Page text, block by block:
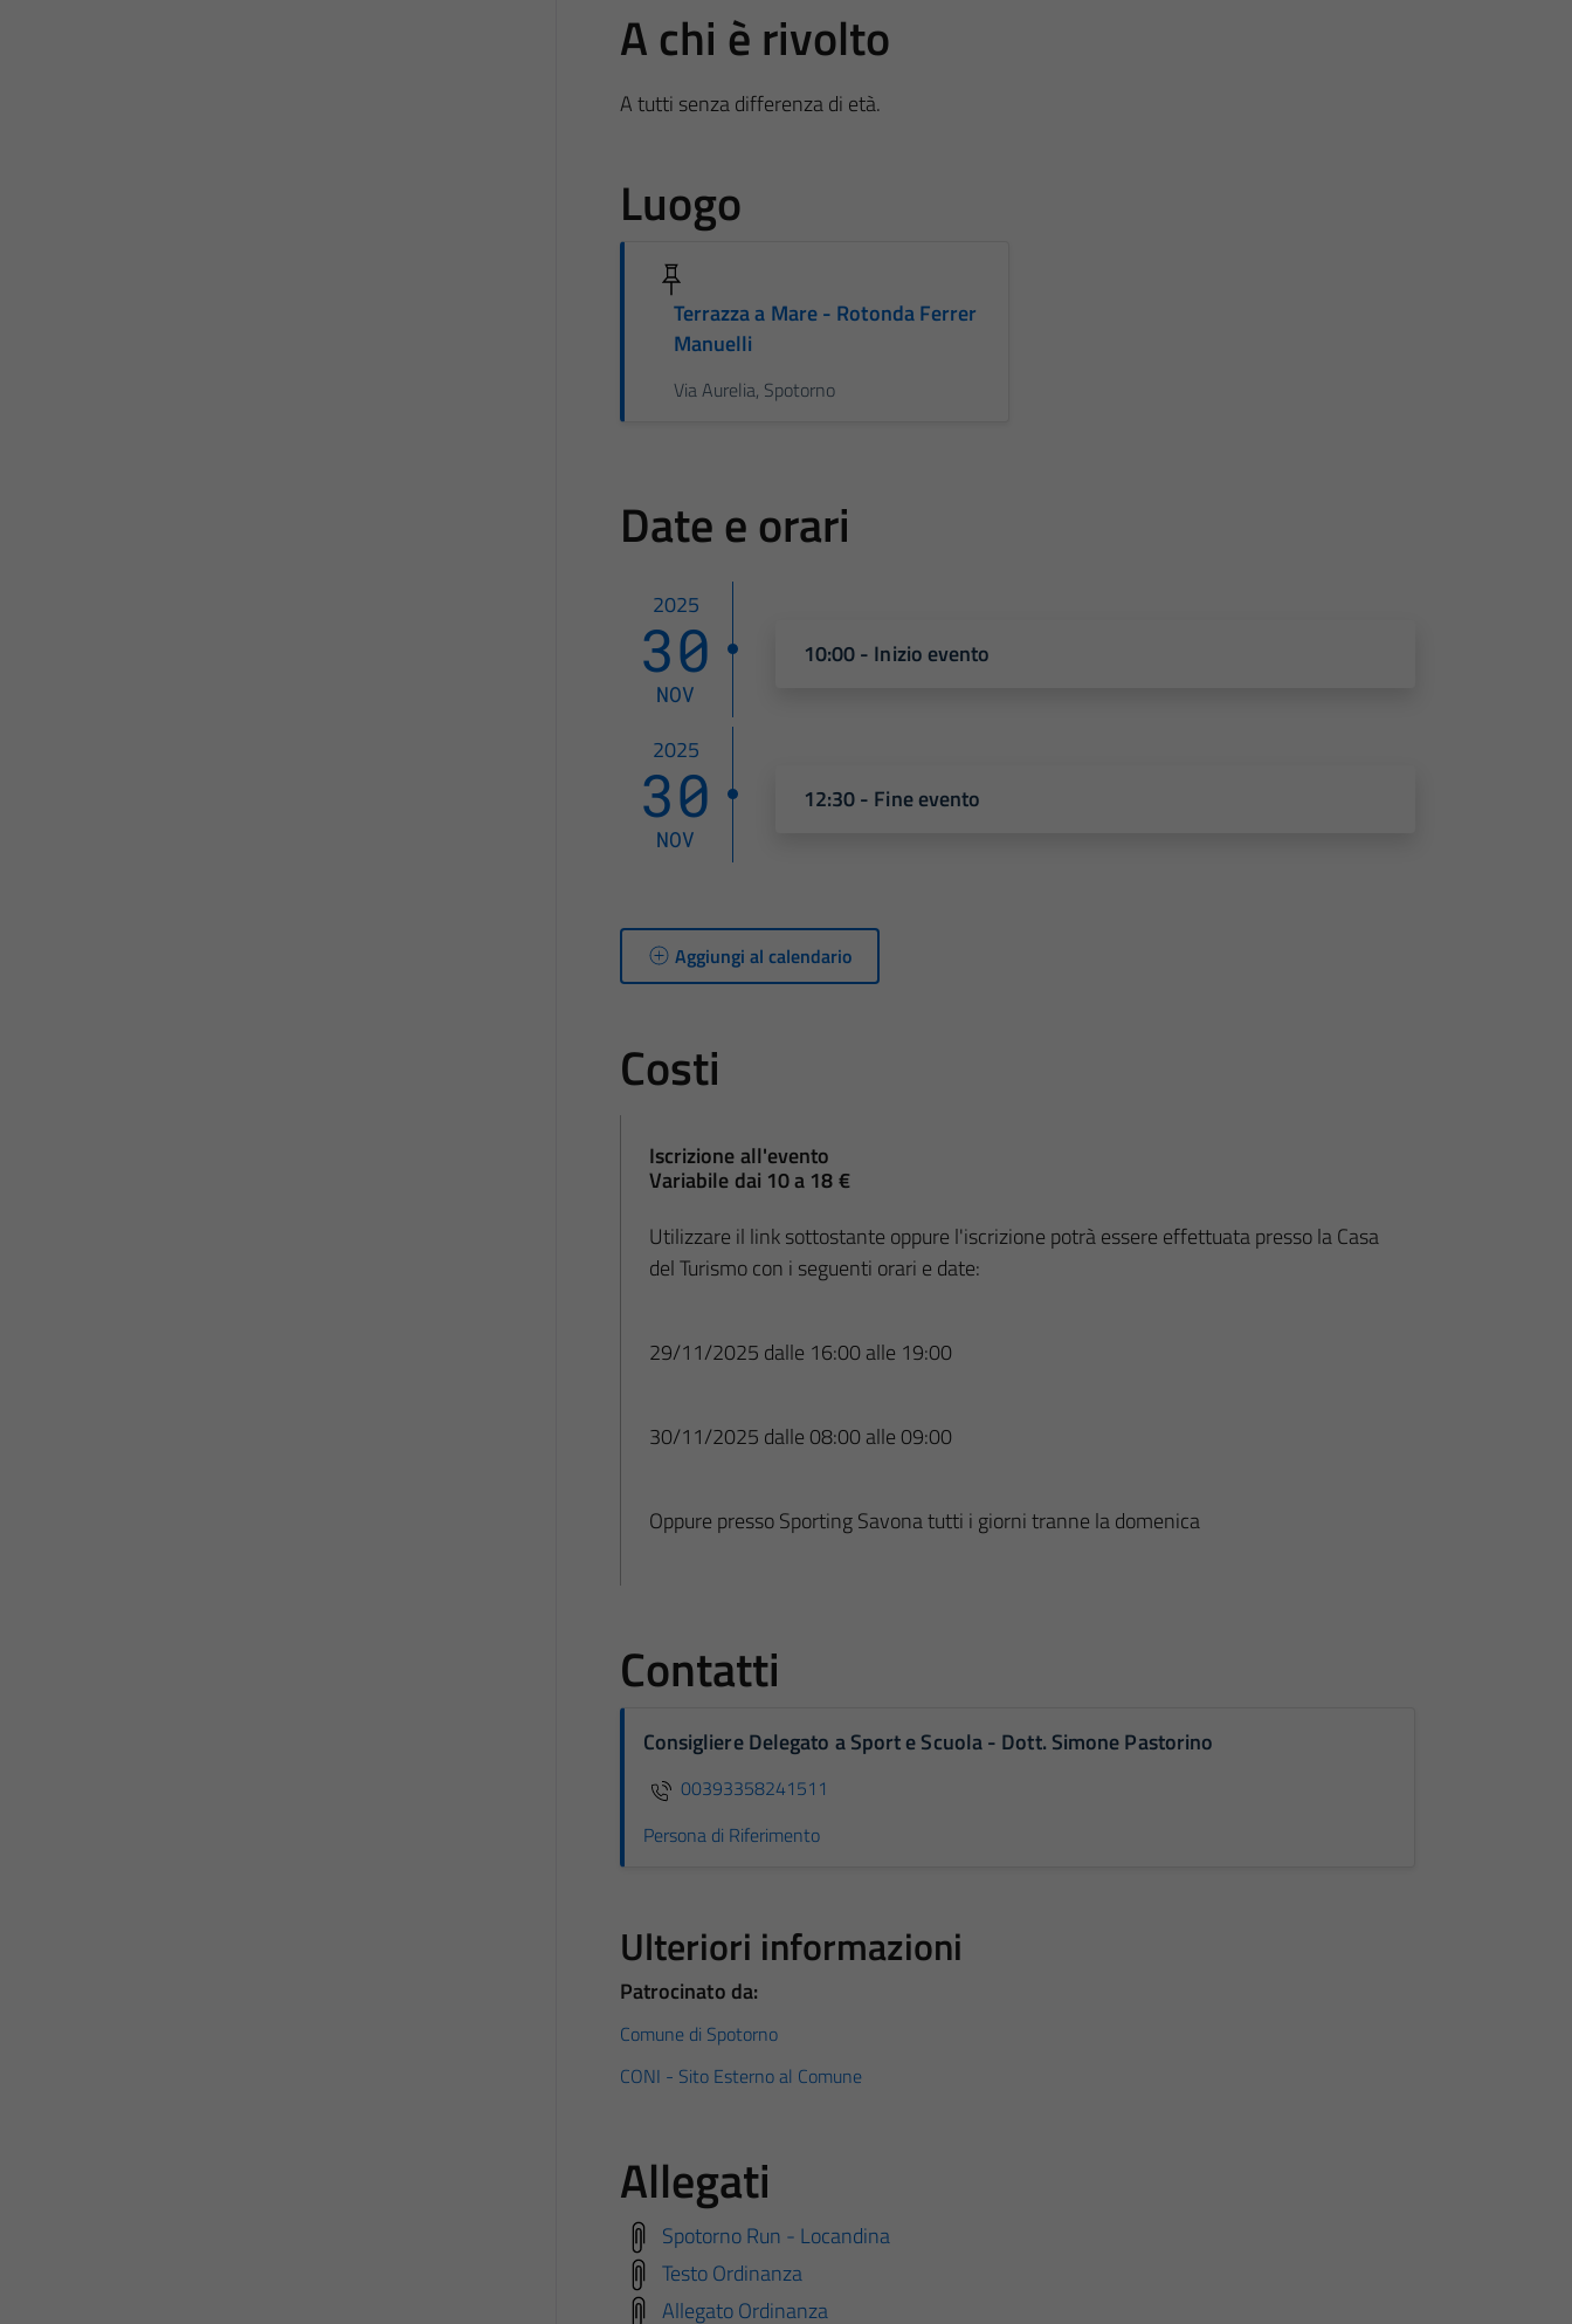
A chi è rivolto
A tutti senza differenza di età.
Luogo
Terrazza a Mare - Rotonda Ferrer
Manuelli
Via Aurelia, Spotorno
Date e orari
2025
30
NOV
10:00 - Inizio evento
2025
30
NOV
12:30 - Fine evento
Aggiungi al calendario
Costi
Iscrizione all'evento
Variabile dai 10 a 18 €
Utilizzare il link sottostante oppure l'iscrizione potrà essere effettuata presso la Casa
del Turismo con i seguenti orari e date:
29/11/2025 dalle 16:00 alle 19:00
30/11/2025 dalle 08:00 alle 09:00
Oppure presso Sporting Savona tutti i giorni tranne la domenica
Contatti
Consigliere Delegato a Sport e Scuola - Dott. Simone Pastorino
00393358241511
Persona di Riferimento
Ulteriori informazioni
Patrocinato da:
Comune di Spotorno
CONI - Sito Esterno al Comune
Allegati
Spotorno Run - Locandina
Testo Ordinanza
Allegato Ordinanza